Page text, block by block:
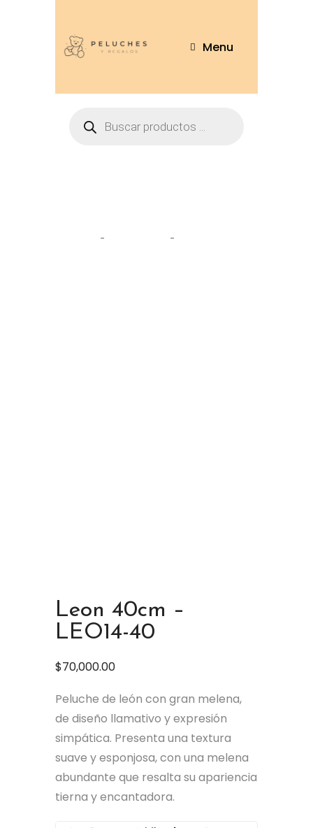
Menu
Leon 40cm –
LEO14-40
$70,000.00
Peluche de león con gran melena,
de diseño llamativo y expresión
simpática. Presenta una textura
suave y esponjosa, con una melena
abundante que resalta su apariencia
tierna y encantadora.